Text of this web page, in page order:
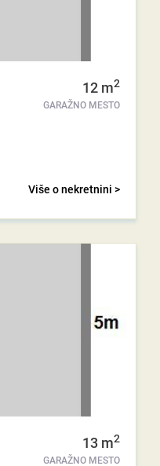
12 m2
GARAŽNO MESTO
Više o nekretnini >
13 m2
GARAŽNO MESTO